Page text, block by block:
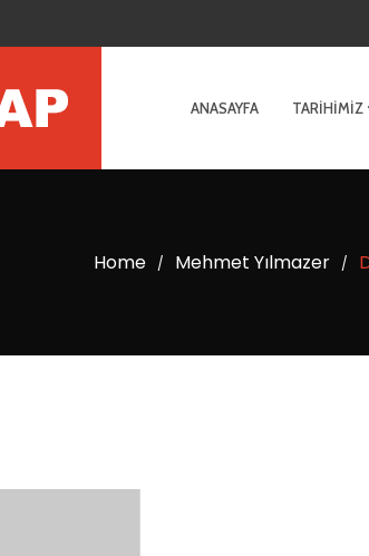
ANASAYFA TARIHIMIZ
Home / Mehmet Yılmazer /